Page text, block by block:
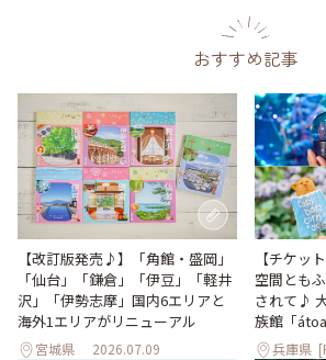
おすすめ記事
【改訂版発売♪】「角館・盛岡」
「仙台」「鎌倉」「伊豆」「軽井
沢」「伊勢志摩」国内6エリアと
海外1エリアがリニューアル
宮城県 2026.07.09
【チケッ
空間とも
されて♪
族館「
兵庫県